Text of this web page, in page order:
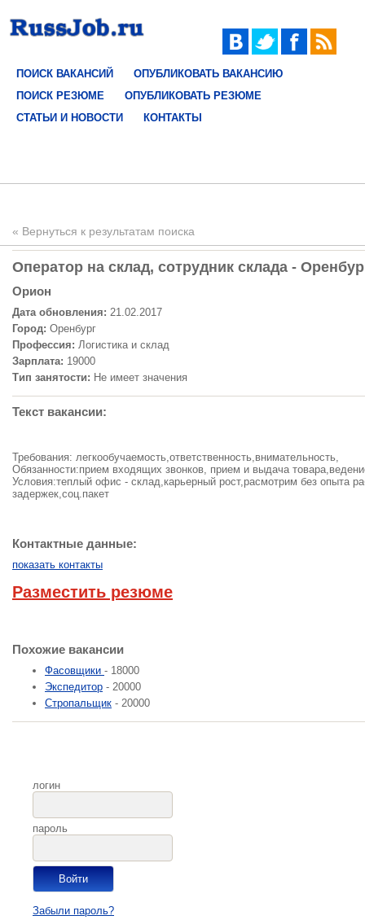
ПОИСК ВАКАНСИЙ
ОПУБЛИКОВАТЬ ВАКАНСИЮ
ПОИСК РЕЗЮМЕ
ОПУБЛИКОВАТЬ РЕЗЮМЕ
СТАТЬИ И НОВОСТИ
КОНТАКТЫ
« Вернуться к результатам поиска
Oператор на склад, сотрудник склада -
Орион
Дата обновления: 21.02.2017
Город: Оренбург
Профессия: Логистика и склад
Зарплата: 19000
Тип занятости: Не имеет значения
Текст вакансии:
Требования: легкообучаемость,ответственность,внимательность,
Обязанности:прием входящих звонков, прием и выдача
Условия:теплый офис - склад,карьерный рост,расмотрим без опыта
задержек,соц.пакет
Контактные данные:
показать контакты
Разместить резюме
Похожие вакансии
Фасовщики - 18000
Экспедитор - 20000
Стропальщик - 20000
логин
пароль
Забыли пароль?